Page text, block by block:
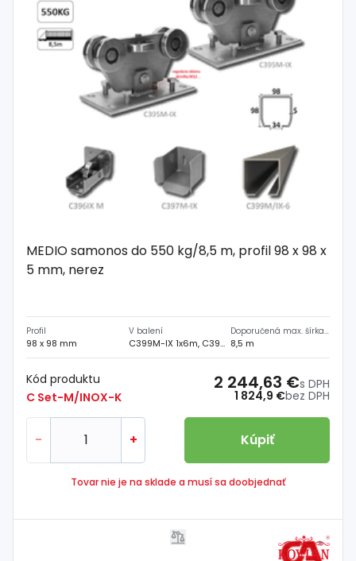
MEDIO samonos do 550 kg/8,5 m, profil 98 x 98 x
5 mm, nerez
Profil
98 x 98 mm
V balení
C399M-IX 1x6m, C395M/IX 2 ks, C397M-IX 1 ks, C396M-IX 1 ks
Doporučená max. šírka prejazdu
8,5 m
Kód produktu
C Set-M/INOX-K
1 824,9 €bez DPH
2 244,63 €s DPH
- + Kúpiť
Tovar nie je na sklade a musí sa doobjednať